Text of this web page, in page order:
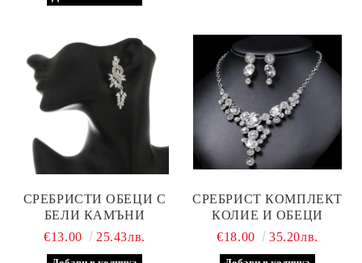
СРЕБРИСТИ ОБЕЦИ С
БЕЛИ КАМЪНИ
€13.00
25.43лв.
СРЕБРИСТ КОМПЛЕКТ
КОЛИЕ И ОБЕЦИ
€18.00
35.20лв.